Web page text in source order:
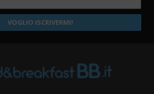
VOGLIO ISCRIVERMI!